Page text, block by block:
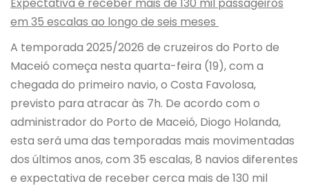
em 35 escalas ao longo de seis meses
A temporada 2025/2026 de cruzeiros do Porto de
Maceió começa nesta quarta-feira (19), com a
chegada do primeiro navio, o Costa Favolosa,
previsto para atracar às 7h. De acordo com o
administrador do Porto de Maceió, Diogo Holanda,
esta será uma das temporadas mais movimentadas
dos últimos anos, com 35 escalas, 8 navios diferentes
e expectativa de receber cerca mais de 130 mil